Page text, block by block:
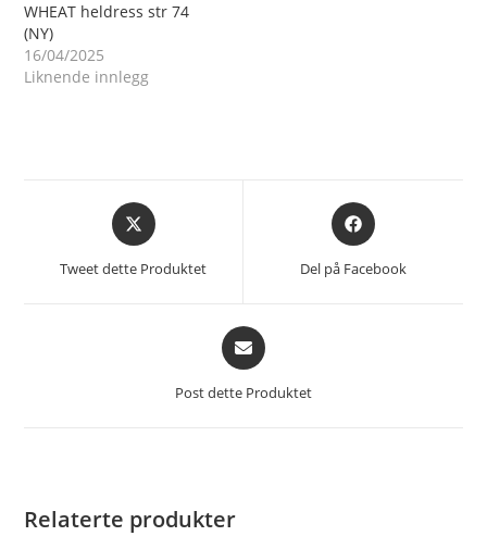
WHEAT heldress str 74
(NY)
16/04/2025
Liknende innlegg
Åpnes
i
Tweet dette Produktet
Åpnes
i
et
Del på Facebook
Åpnes
i
Post dette Produktet
Relaterte produkter